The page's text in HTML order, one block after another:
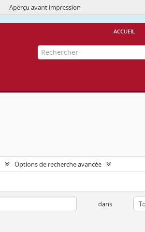
Ce site utilise des cookiesMore Info.
accueil
Aperçu avant impression
Options de recherche avancée
dans